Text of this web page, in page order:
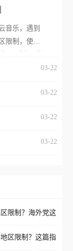
，却突然弹
的提示语。
、澳门、台
和地区时，
区及版权限
定居等，都
音乐，遇到
限制，使用
云音乐，却
播放”的提示
、加拿大、
乐也会像其
可解决「海
题，无论人
03-22
03-22
03-22
03-22
限制？海外党这
区限制？这篇指